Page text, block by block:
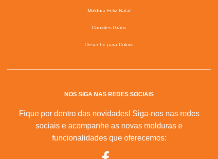
Moldura Feliz Natal
Convites Grátis
Desenho para Colorir
NOS SIGA NAS REDES SOCIAIS
Fique por dentro das novidades! Siga-nos nas redes
sociais e acompanhe as novas molduras e
funcionalidades que oferecemos: